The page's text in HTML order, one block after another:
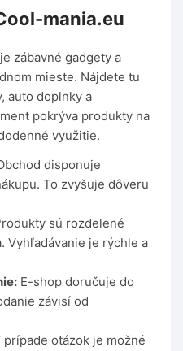
mania.eu
zábavné gadgety a
mieste. Nájdete tu
auto doplnky a
pokrýva produkty na
využitie.
disponuje
To zvyšuje dôveru
sú rozdelené
Vyhľadávanie je rýchle a
E-shop doručuje do
závisí od
prípade otázok je možné